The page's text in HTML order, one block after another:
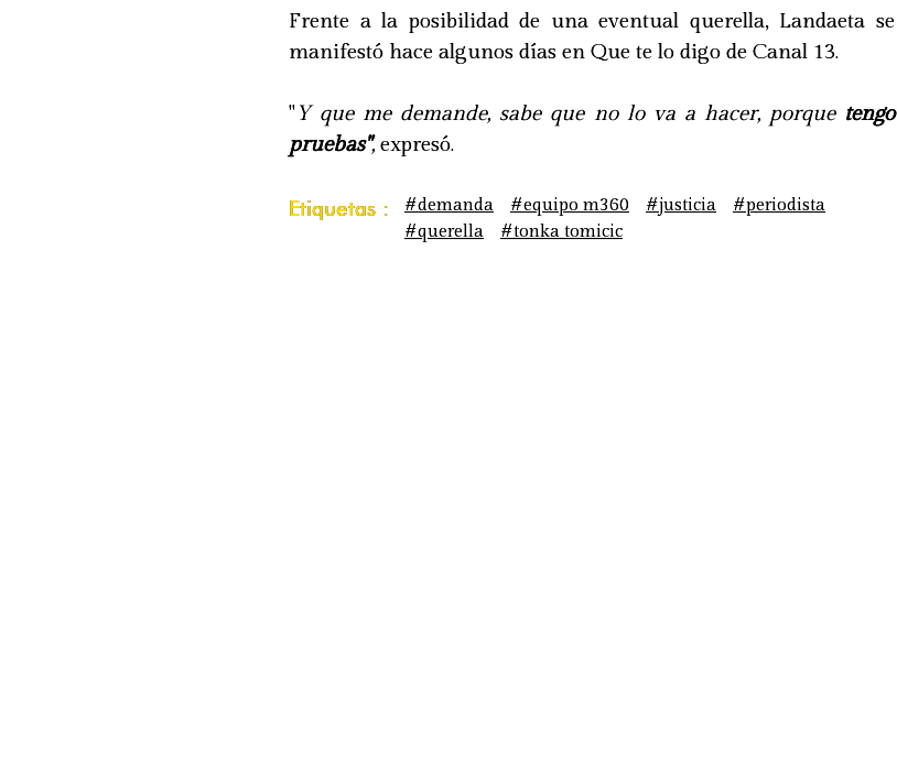
Frente a la posibilidad de una eventual querella, Landaeta se
manifestó hace algunos días en Que te lo digo de Canal 13.
"Y que me demande, sabe que no lo va a hacer, porquetengo
pruebas",expresó.
Etiquetas : #demanda #equipo m360 #justicia
#periodista
#querella
#tonka tomicic